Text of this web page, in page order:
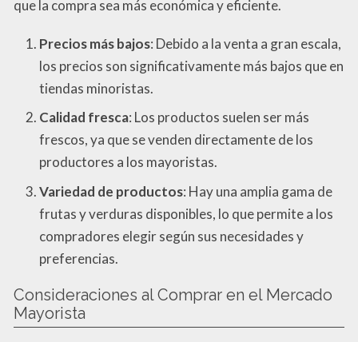
que la compra sea más económica y eficiente.
Precios más bajos: Debido a la venta a gran escala,
los precios son significativamente más bajos que en
tiendas minoristas.
Calidad fresca: Los productos suelen ser más
frescos, ya que se venden directamente de los
productores a los mayoristas.
Variedad de productos: Hay una amplia gama de
frutas y verduras disponibles, lo que permite a los
compradores elegir según sus necesidades y
preferencias.
Consideraciones al Comprar en el Mercado
Mayorista